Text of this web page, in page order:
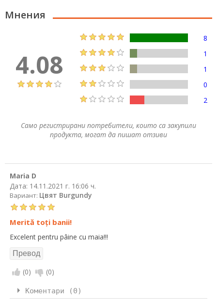
Мнения
4.08
8
1
1
0
2
Само регистрирани потребители, които са закупили
продукта, могат да пишат отзиви
Maria D
Дата: 14.11.2021 г. 16:06 ч.
Вариант: Цвят Burgundy
Merită toți banii!
Excelent pentru pâine cu maia!!!
(0) (0)
Коментари (0)